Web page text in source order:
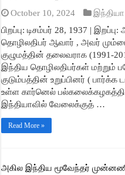
October 10, 2024
இந்தியா
பிறப்பு: டிசம்பர் 28, 1937 |
தொழிலதிபர் ஆவார் , அவர்
குழுமத்தின் தலைவராக (1991-
இந்திய தொழிலதிபர்கள் மற்றும்
குடும்பத்தின் உறுப்பினர் ( பார்க்க
உள்ள கார்னெல்
இந்தியாவில் வேலைக்குத் …
Read More »
அகில இந்திய மூவேந்தர்